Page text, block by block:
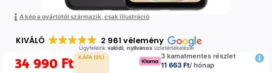
A kép a gyártótól származik, csak illustráció
KIVÁLÓ 2 961 vélemény
Ügyfeleink valódi, nyilvánosüzletértékelései
34 990 Ft K.ÁFA (0%)
3 kamatmentes részlet
11 663 Ft/ hónap